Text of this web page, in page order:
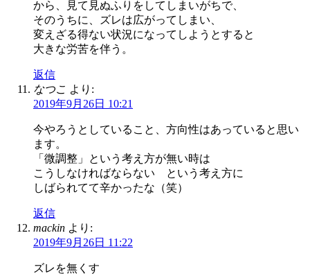
から、見て見ぬふりをしてしまいがちで、
そのうちに、ズレは広がってしまい、
変えざる得ない状況になってしようとすると
大きな労苦を伴う。
返信
なつこ より:
2019年9月26日 10:21
今やろうとしていること、方向性はあっていると思い
ます。
「微調整」という考え方が無い時は
こうしなければならない という考え方に
しばられてて辛かったな（笑）
返信
mackin より:
2019年9月26日 11:22
ズレを無くす